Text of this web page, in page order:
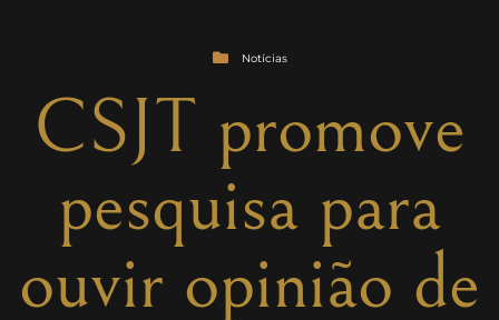
Notícias
CSJT promove
pesquisa para
ouvir opinião de